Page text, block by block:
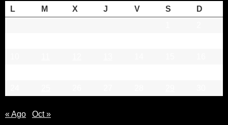
L
M X J V S
D
« Ago Oct »